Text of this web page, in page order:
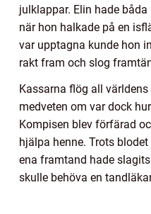
julklappar. Elin hade
när hon halkade på en
var upptagna kunde hon
rakt fram och slog
Kassarna flög all
medveten om var dock
Kompisen blev förfärad
hjälpa henne. Trots
ena framtand hade
skulle behöva en